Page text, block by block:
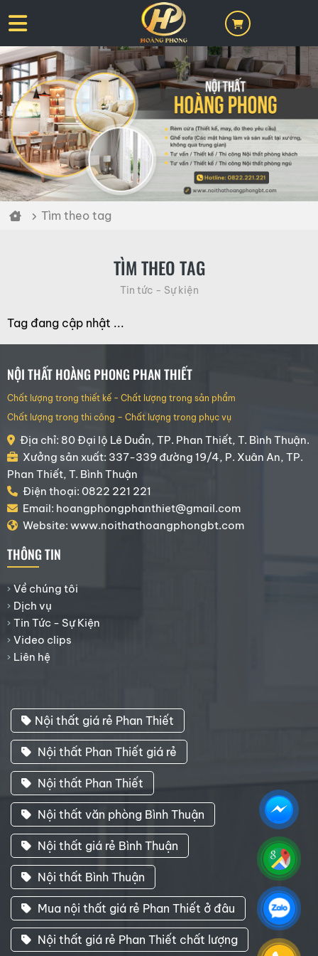
Tìm theo tag
TÌM THEO TAG
Tin tức - Sự kiện
Tag đang cập nhật ...
NỘI THẤT HOÀNG PHONG PHAN THIẾT
Chất lượng trong thiết kế - Chất lượng trong sản phẩm
Chất lượng trong thi công – Chất lượng trong phục vụ
Địa chỉ: 80 Đại lộ Lê Duẩn, TP. Phan Thiết, T. Bình Thuận.
Xưởng sản xuất: 337-339 đường 19/4, P. Xuân An, TP.
Phan Thiết, T. Bình Thuận
Điện thoại: 0822 221 221
Email: hoangphongphanthiet@gmail.com
Website: www.noithathoangphongbt.com
THÔNG TIN
Về chúng tôi
Dịch vụ
Tin Tức - Sự Kiện
Video clips
Liên hệ
Nội thất giá rẻ Phan Thiết
Nội thất Phan Thiết giá rẻ
Nội thất Phan Thiết
Nội thất văn phòng Bình Thuận
Nội thất giá rẻ Bình Thuận
Nội thất Bình Thuận
Mua nội thất giá rẻ Phan Thiết ở đâu
Nội thất giá rẻ Phan Thiết chất lượng